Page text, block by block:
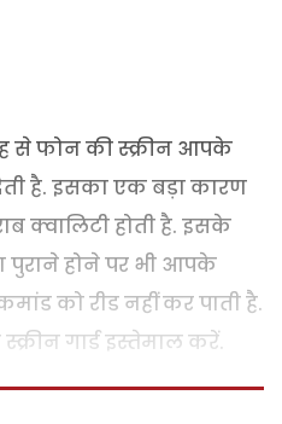
से फोन की स्क्रीन आपके
है. इसका एक बड़ा कारण
क्वालिटी होती है. इसके
पुराने होने पर भी आपके
को रीड नहीं कर पाती है.
गार्ड इस्तेमाल करें.